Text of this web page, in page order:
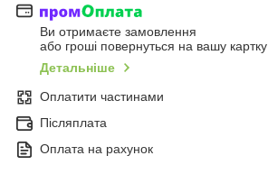
Ви отримаєте замовлення
або гроші повернуться на вашу картку
Детальніше
Оплатити частинами
Післяплата
Оплата на рахунок